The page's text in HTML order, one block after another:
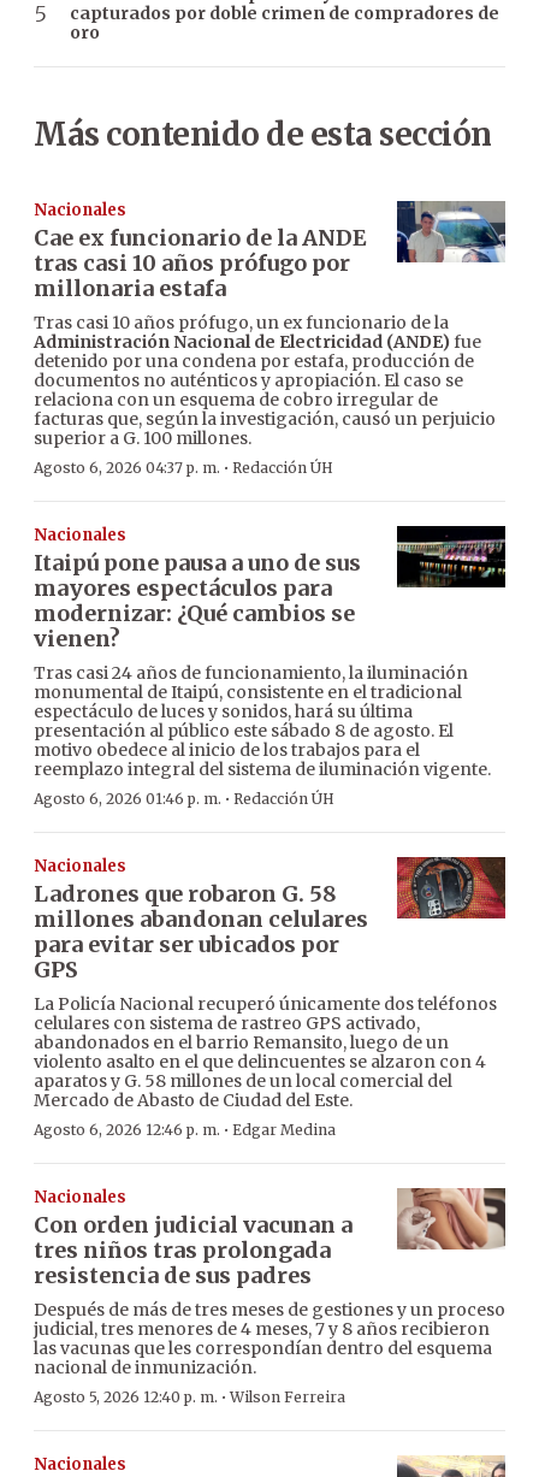
capturados por doble crimen de compradores de
oro
Más contenido de esta sección
Nacionales
Cae ex funcionario de la ANDE
tras casi 10 años prófugo por
millonaria estafa
Tras casi 10 años prófugo, un ex funcionario de la
Administración Nacional de Electricidad (ANDE)fue
detenido por una condena por estafa, producción de
documentos no auténticos y apropiación. El caso se
relaciona con un esquema de cobro irregular de
facturas que, según la investigación, causó un perjuicio
superior a G. 100 millones.
Agosto 6, 2026 04:37 p. m. · Redacción ÚH
Nacionales
Itaipú pone pausa a uno de sus
mayores espectáculos para
modernizar: ¿Qué cambios se
vienen?
Tras casi 24 años de funcionamiento, la iluminación
monumental de Itaipú, consistente en el tradicional
espectáculo de luces y sonidos, hará su última
presentación al público este sábado 8 de agosto. El
motivo obedece al inicio de los trabajos para el
reemplazo integral del sistema de iluminación vigente.
Agosto 6, 2026 01:46 p. m. · Redacción ÚH
Nacionales
Ladrones que robaron G. 58
millones abandonan celulares
para evitar ser ubicados por
GPS
La Policía Nacional recuperó únicamente dos teléfonos
celulares con sistema de rastreo GPS activado,
abandonados en el barrio Remansito, luego de un
violento asalto en el que delincuentes se alzaron con 4
aparatos y G. 58 millones de un local comercial del
Mercado de Abasto de Ciudad del Este.
Agosto 6, 2026 12:46 p. m. · Edgar Medina
Nacionales
Con orden judicial vacunan a
tres niños tras prolongada
resistencia de sus padres
Después de más de tres meses de gestiones y un proceso
judicial, tres menores de 4 meses, 7 y 8 años recibieron
las vacunas que les correspondían dentro del esquema
nacional de inmunización.
Agosto 5, 2026 12:40 p. m. ·Wilson Ferreira
Nacionales